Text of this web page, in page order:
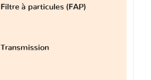
Filtre à particules (FAP)
Transmission